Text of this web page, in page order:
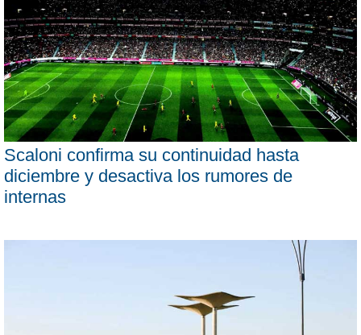
Scaloni confirma su continuidad hasta
diciembre y desactiva los rumores de
internas